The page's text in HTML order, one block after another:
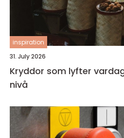
inspiration
31. July 2026
Kryddor som lyfter
nivå